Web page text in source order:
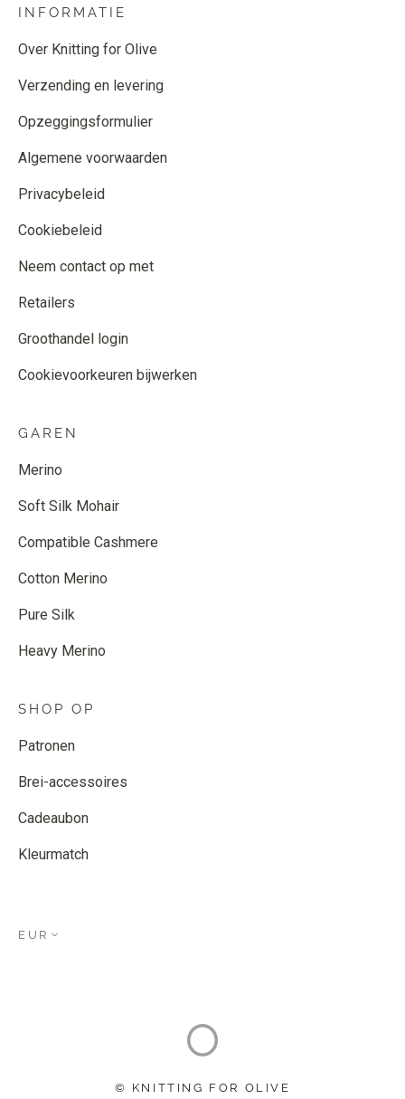
INFORMATIE
Over Knitting for Olive
Verzending en levering
Opzeggingsformulier
Algemene voorwaarden
Privacybeleid
Cookiebeleid
Neem contact op met
Retailers
Groothandel login
Cookievoorkeuren bijwerken
GAREN
Merino
Soft Silk Mohair
Compatible Cashmere
Cotton Merino
Pure Silk
Heavy Merino
SHOP OP
Patronen
Brei-accessoires
Cadeaubon
Kleurmatch
EUR
© KNITTING FOR OLIVE